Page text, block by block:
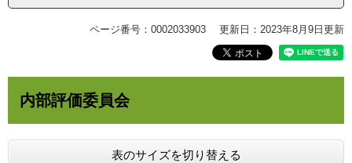
ページ番号：0002033903 更新日：2023年8月9日更新
内部評価委員会
表のサイズを切り替える